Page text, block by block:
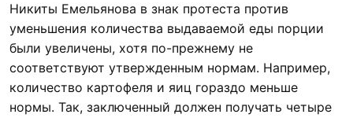
Никиты Емельянова в знак протеста против
уменьшения количества выдаваемой еды порции
были увеличены, хотя по-прежнему не
соответствуют утвержденным нормам. Например,
количество картофеля и яиц гораздо меньше
нормы. Так, заключенный должен получать четыре